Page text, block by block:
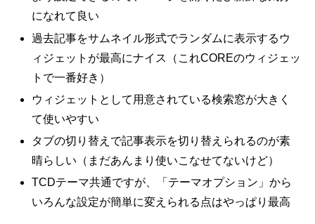
になれて良い
過去記事をサムネイル形式でランダムに表示するウ
ィジェットが最高にナイス（これCOREのウィジェッ
トで一番好き）
ウィジェットとして用意されている検索窓が大きく
て使いやすい
タブの切り替えで記事表示を切り替えられるのが素
晴らしい（まだあんまり使いこなせてないけど）
TCDテーマ共通ですが、「テーマオプション」から
いろんな設定が簡単に変えられる点はやっぱり最高